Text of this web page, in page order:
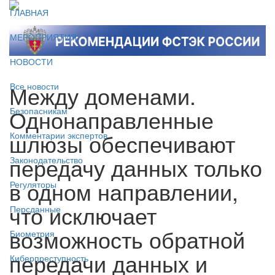
ГЛАВНАЯ
МЕРОПРИЯТИЯ
НОВОСТИ
Все новости
Безопасникам
Комментарии экспертов
Законодательство
Регуляторы
Персданные
Биометрия
Киберпреступность
Между доменами.
Однонаправленные
шлюзы обеспечивают
передачу данных только
в одном направлении,
что исключает
возможность обратной
передачи данных и